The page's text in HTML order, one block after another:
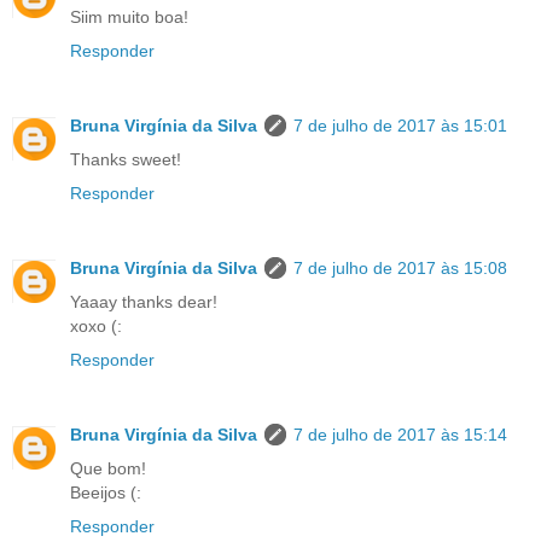
Siim muito boa!
Responder
Bruna Virgínia da Silva
7 de julho de 2017 às 15:01
Thanks sweet!
Responder
Bruna Virgínia da Silva
7 de julho de 2017 às 15:08
Yaaay thanks dear!
xoxo (:
Responder
Bruna Virgínia da Silva
7 de julho de 2017 às 15:14
Que bom!
Beeijos (:
Responder